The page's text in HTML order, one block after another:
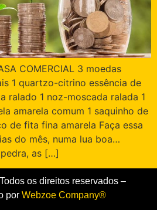
COMERCIAL 3 moedas
1 quartzo-citrino essência de
ralado 1 noz-moscada ralada 1
amarela comum 1 saquinho de
de fita fina amarela Faça essa
do mês, numa lua boa…
as […]
os direitos reservados –
por Webzoe Company®